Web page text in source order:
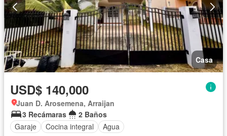
Casa
USD$ 140,000
Juan D. Arosemena, Arraijan
3 Recámaras
2 Baños
Garaje
Cocina integral Agua